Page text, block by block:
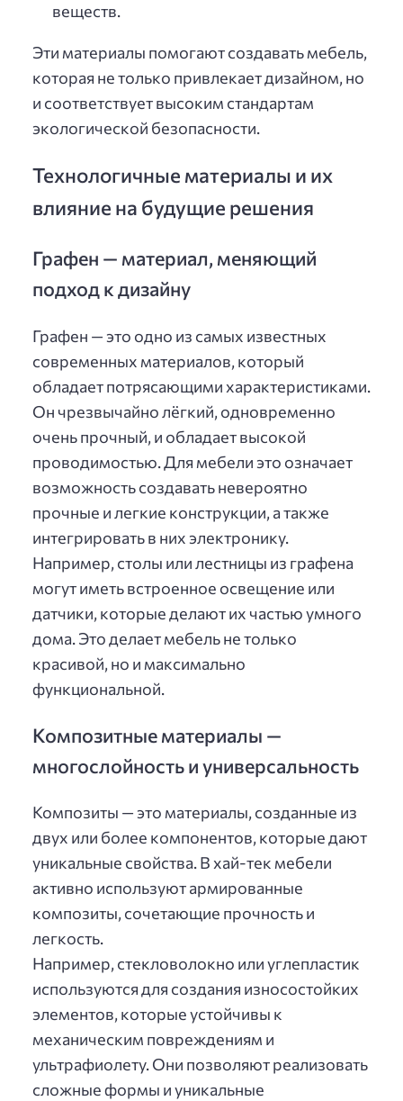
веществ.
Эти материалы помогают создавать мебель,
которая не только привлекает дизайном, но
и соответствует высоким стандартам
экологической безопасности.
Технологичные материалы и их
влияние на будущие решения
Графен — материал, меняющий
подход к дизайну
Графен — это одно из самых известных
современных материалов, который
обладает потрясающими характеристиками.
Он чрезвычайно лёгкий, одновременно
очень прочный, и обладает высокой
проводимостью. Для мебели это означает
возможность создавать невероятно
прочные и легкие конструкции, а также
интегрировать в них электронику.
Например, столы или лестницы из графена
могут иметь встроенное освещение или
датчики, которые делают их частью умного
дома. Это делает мебель не только
красивой, но и максимально
функциональной.
Композитные материалы —
многослойность и универсальность
Композиты — это материалы, созданные из
двух или более компонентов, которые дают
уникальные свойства. В хай-тек мебели
активно используют армированные
композиты, сочетающие прочность и
легкость.
Например, стекловолокно или углепластик
используются для создания износостойких
элементов, которые устойчивы к
механическим повреждениям и
ультрафиолету. Они позволяют реализовать
сложные формы и уникальные